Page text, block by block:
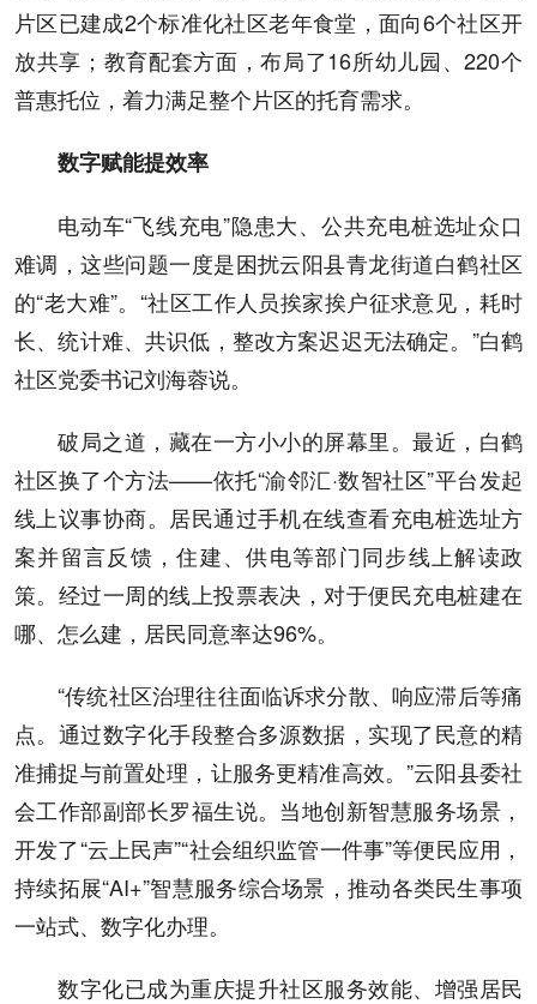
片区已建成2个标准化社区老年食堂，面向6个社区开
放共享；教育配套方面，布局了16所幼儿园、220个
普惠托位，着力满足整个片区的托育需求。
数字赋能提效率
电动车“飞线充电”隐患大、公共充电桩选址众口
难调，这些问题一度是困扰云阳县青龙街道白鹤社区
的“老大难”。“社区工作人员挨家挨户征求意见，耗时
长、统计难、共识低，整改方案迟迟无法确定。”白鹤
社区党委书记刘海蓉说。
破局之道，藏在一方小小的屏幕里。最近，白鹤
社区换了个方法——依托“渝邻汇·数智社区”平台发起
线上议事协商。居民通过手机在线查看充电桩选址方
案并留言反馈，住建、供电等部门同步线上解读政
策。经过一周的线上投票表决，对于便民充电桩建在
哪、怎么建，居民同意率达96%。
“传统社区治理往往面临诉求分散、响应滞后等痛
点。通过数字化手段整合多源数据，实现了民意的精
准捕捉与前置处理，让服务更精准高效。”云阳县委社
会工作部副部长罗福生说。当地创新智慧服务场景，
开发了“云上民声”“社会组织监管一件事”等便民应用，
持续拓展“AI+”智慧服务综合场景，推动各类民生事项
一站式、数字化办理。
数字化已成为重庆提升社区服务效能、增强居民